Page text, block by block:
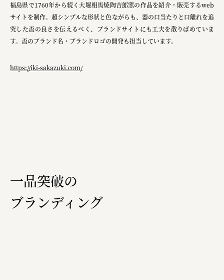
福島県で1760年から続く大堀相馬焼陶吉郎窯の作品を紹介・販売するweb
サイトを制作。超シンプルな形状と色ながらも、器の口当たりと口離れを追
究した盃の良さを伝えるべく、ブランドサイトにも工夫を散りばめていま
す。盃のブランド名・ブランドロゴの開発も担当しています。
https://iki-sakazuki.com/
一品突破の
ブランディング